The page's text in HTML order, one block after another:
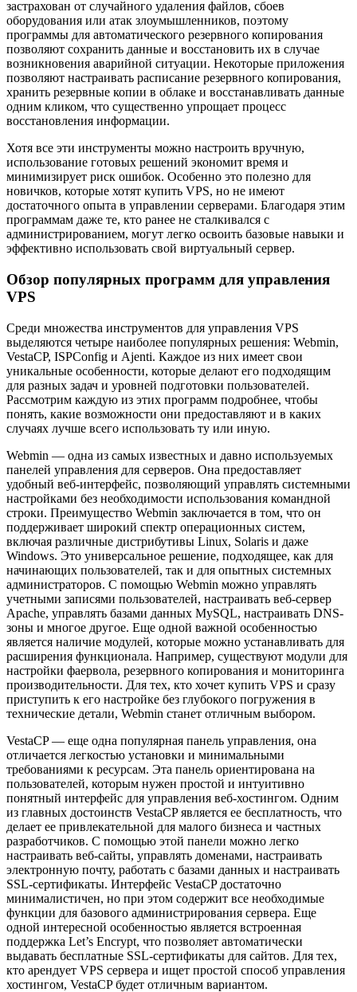
застрахован от случайного удаления файлов, сбоев
оборудования или атак злоумышленников, поэтому
программы для автоматического резервного копирования
позволяют сохранить данные и восстановить их в случае
возникновения аварийной ситуации. Некоторые приложения
позволяют настраивать расписание резервного копирования,
хранить резервные копии в облаке и восстанавливать данные
одним кликом, что существенно упрощает процесс
восстановления информации.
Хотя все эти инструменты можно настроить вручную,
использование готовых решений экономит время и
минимизирует риск ошибок. Особенно это полезно для
новичков, которые хотят купить VPS, но не имеют
достаточного опыта в управлении серверами. Благодаря этим
программам даже те, кто ранее не сталкивался с
администрированием, могут легко освоить базовые навыки и
эффективно использовать свой виртуальный сервер.
Обзор популярных программ для управления
VPS
Среди множества инструментов для управления VPS
выделяются четыре наиболее популярных решения: Webmin,
VestaCP, ISPConfig и Ajenti. Каждое из них имеет свои
уникальные особенности, которые делают его подходящим
для разных задач и уровней подготовки пользователей.
Рассмотрим каждую из этих программ подробнее, чтобы
понять, какие возможности они предоставляют и в каких
случаях лучше всего использовать ту или иную.
Webmin — одна из самых известных и давно используемых
панелей управления для серверов. Она предоставляет
удобный веб-интерфейс, позволяющий управлять системными
настройками без необходимости использования командной
строки. Преимущество Webmin заключается в том, что он
поддерживает широкий спектр операционных систем,
включая различные дистрибутивы Linux, Solaris и даже
Windows. Это универсальное решение, подходящее, как для
начинающих пользователей, так и для опытных системных
администраторов. С помощью Webmin можно управлять
учетными записями пользователей, настраивать веб-сервер
Apache, управлять базами данных MySQL, настраивать DNS-
зоны и многое другое. Еще одной важной особенностью
является наличие модулей, которые можно устанавливать для
расширения функционала. Например, существуют модули для
настройки фаервола, резервного копирования и мониторинга
производительности. Для тех, кто хочет купить VPS и сразу
приступить к его настройке без глубокого погружения в
технические детали, Webmin станет отличным выбором.
VestaCP — еще одна популярная панель управления, она
отличается легкостью установки и минимальными
требованиями к ресурсам. Эта панель ориентирована на
пользователей, которым нужен простой и интуитивно
понятный интерфейс для управления веб-хостингом. Одним
из главных достоинств VestaCP является ее бесплатность, что
делает ее привлекательной для малого бизнеса и частных
разработчиков. С помощью этой панели можно легко
настраивать веб-сайты, управлять доменами, настраивать
электронную почту, работать с базами данных и настраивать
SSL-сертификаты. Интерфейс VestaCP достаточно
минималистичен, но при этом содержит все необходимые
функции для базового администрирования сервера. Еще
одной интересной особенностью является встроенная
поддержка Let’s Encrypt, что позволяет автоматически
выдавать бесплатные SSL-сертификаты для сайтов. Для тех,
кто арендует VPS сервера и ищет простой способ управления
хостингом, VestaCP будет отличным вариантом.